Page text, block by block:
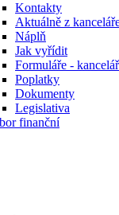
Kontakty
Aktuálně z
Náplň
Jak vyřídit
Formuláře -
Poplatky
Dokumenty
Legislativa
finanční